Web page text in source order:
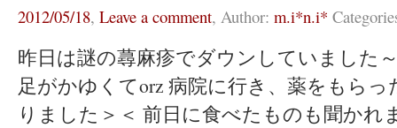
2012/05/18, Leave a comment, Author: m.i*n.i*
昨日は謎の蕁麻疹でダウンしていました
足がかゆくてorz 病院に行き、薬をもら
りました＞＜ 前日に食べたものも聞かれ